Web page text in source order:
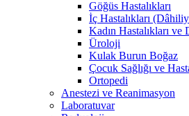
Göğüs Hastalıkları
İç Hastalıkları
Kadın Hastalıkları ve
Üroloji
Kulak Burun Boğaz
Çocuk Sağlığı ve
Ortopedi
Anestezi ve Reanimasyon
Laboratuvar